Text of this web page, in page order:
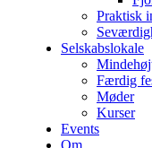
Praktisk
Selskabslokale
Færdig
Møder
Kurser
Events
Om